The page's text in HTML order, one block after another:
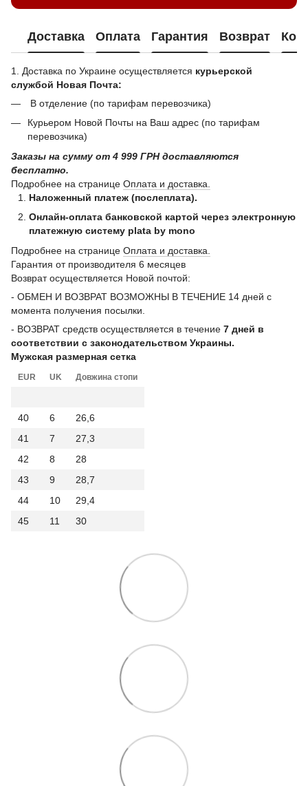
Доставка Оплата Гарантия Возврат
1. Доставка по Украине осуществляется курьерской
службой Новая Почта:
В отделение (по тарифам перевозчика)
Курьером Новой Почты на Ваш адрес (по тарифам
перевозчика)
Заказы на сумму от 4 999 ГРН доставляются
бесплатно.
Подробнее на странице Оплата и доставка.
Наложенный платеж (послеплата).
Онлайн-оплата банковской картой через электронную
платежную систему plata by mono
Подробнее на странице Оплата и доставка.
Гарантия от производителя 6 месяцев
Возврат осуществляется Новой почтой:
- ОБМЕН И ВОЗВРАТ ВОЗМОЖНЫ В ТЕЧЕНИЕ 14 дней с
момента получения посылки.
- ВОЗВРАТ средств осуществляется в течение 7 дней в
соответствии с законодательством Украины.
Мужская размерная сетка
EUR UK Довжина стопи
40 6
26,6
41
7
27,3
42
8
28
43
9
28,7
44
10
29,4
45
11 30